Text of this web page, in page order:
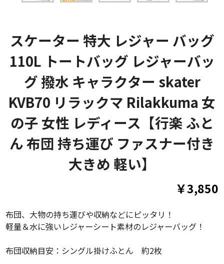
スケーター 特大 レジャー バッグ
110L トートバッグ レジャーバッ
グ 撥水 キャラクター skater
KVB70 リラックマ Rilakkuma 女
の子 女性 レディース【行楽 ふと
ん 布団 持ち運び ファスナー付き
大きめ 軽い】
￥3,850
布団、大物の持ち運びや収納などにピッタリ！
軽量＆水に強いレジャーシート素材のレジャーバッグ！
布団収納目安：シングル掛けふとん 約2枚